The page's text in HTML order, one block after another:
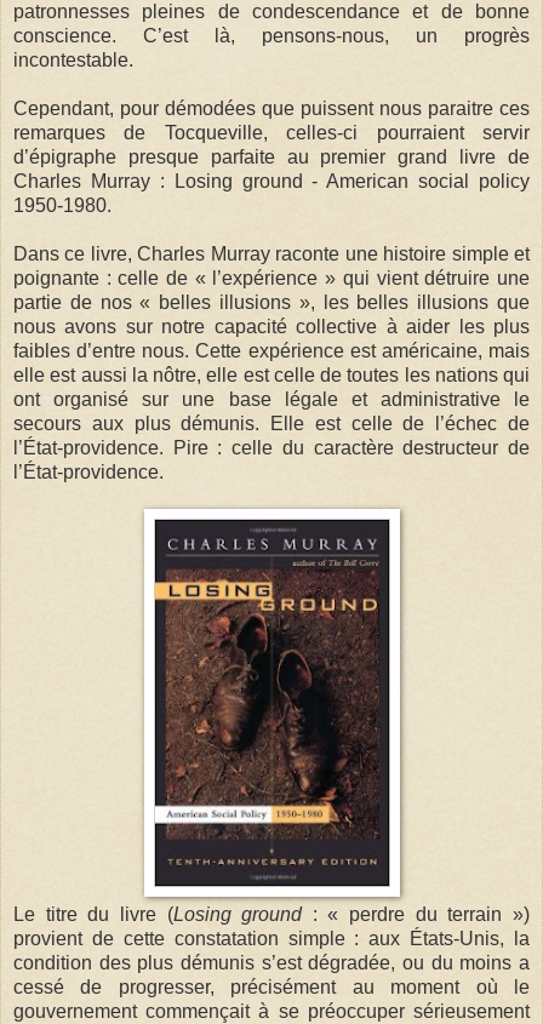
patronnesses pleines de condescendance et de bonne
conscience. C’est là, pensons-nous, un progrès
incontestable.
Cependant, pour démodées que puissent nous paraitre ces
remarques de Tocqueville, celles-ci pourraient servir
d’épigraphe presque parfaite au premier grand livre de
Charles Murray : Losing ground - American social policy
1950-1980.
Dans ce livre, Charles Murray raconte une histoire simple et
poignante : celle de « l’expérience » qui vient détruire une
partie de nos « belles illusions », les belles illusions que
nous avons sur notre capacité collective à aider les plus
faibles d’entre nous. Cette expérience est américaine, mais
elle est aussi la nôtre, elle est celle de toutes les nations qui
ont organisé sur une base légale et administrative le
secours aux plus démunis. Elle est celle de l’échec de
l’État-providence. Pire : celle du caractère destructeur de
l’État-providence.
Le titre du livre (Losing ground : « perdre du terrain »)
provient de cette constatation simple : aux États-Unis, la
condition des plus démunis s’est dégradée, ou du moins a
cessé de progresser, précisément au moment où le
gouvernement commençait à se préoccuper sérieusement